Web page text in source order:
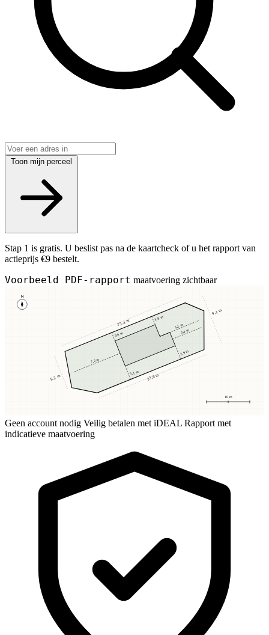
Toon mijn perceel
Stap 1 is gratis. U beslist pas na de kaartcheck of u het rapport van
actieprijs €9 bestelt.
Voorbeeld PDF-rapport maatvoering zichtbaar
N
10 m
3,8 m
3,8 m
5,1 m
2,9 m
7,2 m
3,4 m
4,1 m
25,4 m
23,8 m
8,2 m
9,1 m
Geen account nodig Veilig betalen met iDEAL Rapport met
indicatieve maatvoering